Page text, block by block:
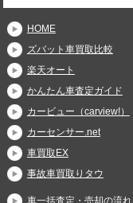
HOME
ズバット車買取比較
楽天オート
かんたん車査定ガイド
カービュー（carview!）
カーセンサー.net
車買取EX
事故車買取りタウ